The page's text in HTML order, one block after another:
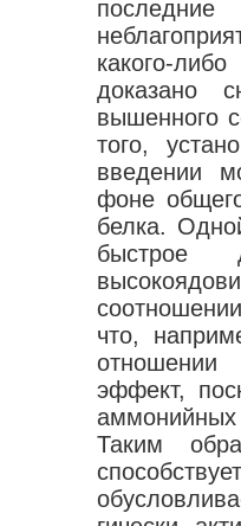
какого-
доказано
вышенного
того,
введении
фоне
белка.
быстрое
что,
отношении
эффект,
аммонийных
Таким